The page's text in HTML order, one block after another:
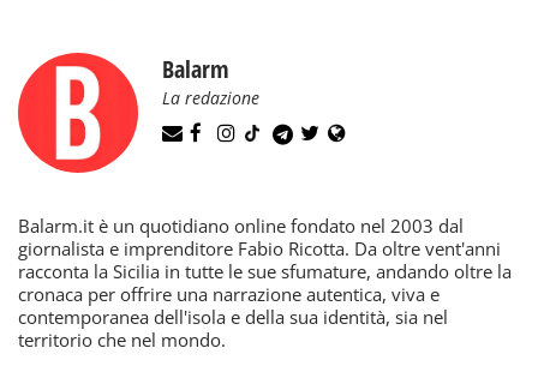
Balarm
La redazione
Balarm.it è un quotidiano online fondato nel 2003 dal
giornalista e imprenditore Fabio Ricotta. Da oltre vent'anni
racconta la Sicilia in tutte le sue sfumature, andando oltre la
cronaca per offrire una narrazione autentica, viva e
contemporanea dell'isola e della sua identità, sia nel
territorio che nel mondo.